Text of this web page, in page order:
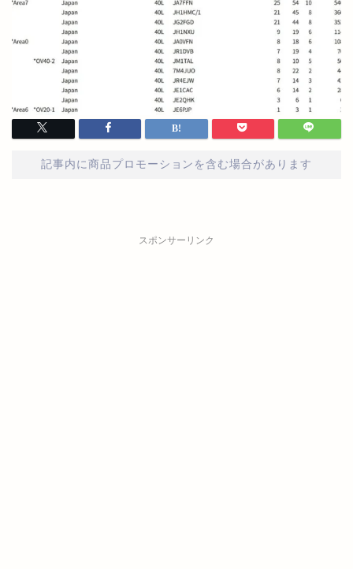
記事内に商品プロモーションを含む場合があります
スポンサーリンク